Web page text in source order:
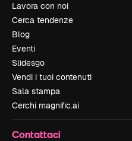
Lavora con noi
Cerca tendenze
Blog
Eventi
Slidesgo
Vendi i tuoi contenuti
Sala stampa
Cerchi magnific.ai
Contattaci